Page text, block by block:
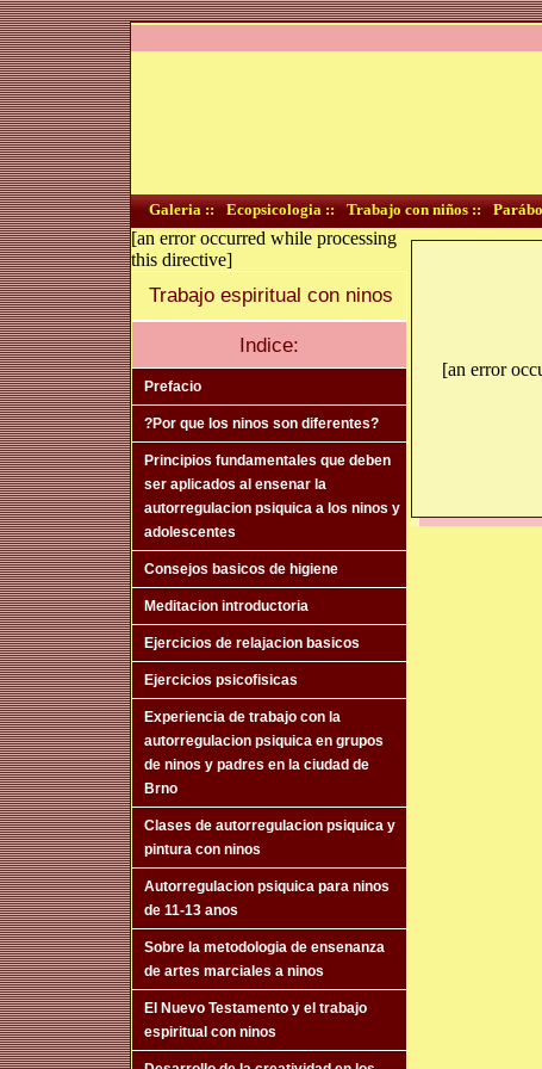
Galeria :: Ecopsicologia :: Trabajo con niños ::
[an error occurred while processing
this directive]
Trabajo espiritual con ninos
Indice:
Prefacio
?Por que los ninos son diferentes?
Principios fundamentales que deben
ser aplicados al ensenar la
autorregulacion psiquica a los ninos y
adolescentes
Consejos basicos de higiene
Meditacion introductoria
Ejercicios de relajacion basicos
Ejercicios psicofisicas
Experiencia de trabajo con la
autorregulacion psiquica en grupos
de ninos y padres en la ciudad de
Brno
Clases de autorregulacion psiquica y
pintura con ninos
Autorregulacion psiquica para ninos
de 11-13 anos
Sobre la metodologia de ensenanza
de artes marciales a ninos
El Nuevo Testamento y el trabajo
espiritual con ninos
[an error